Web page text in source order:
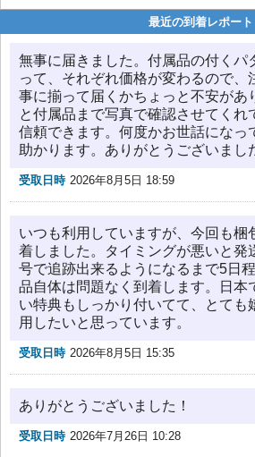
最近の到着レポート
無事に届きました。付属品の付くパ
って、それぞれ価格が変わるので、
事に揃って届くかちょっと不安があ
と付属品まで写真で確認させてくれ
信頼できます。何度かお世話になっ
助かります。ありがとうございまし
受取日時 2026年8月5日 18:59
いつも利用していますが、今回も梱
着しました。タイミングが悪いと発
号で追跡出来るようになるまで5日
品自体は問題なく到着します。日本
い特典もしっかり付いてて、とても
用したいと思っています。
受取日時 2026年8月5日 15:35
ありがとうございました！
受取日時 2026年7月26日 10:28